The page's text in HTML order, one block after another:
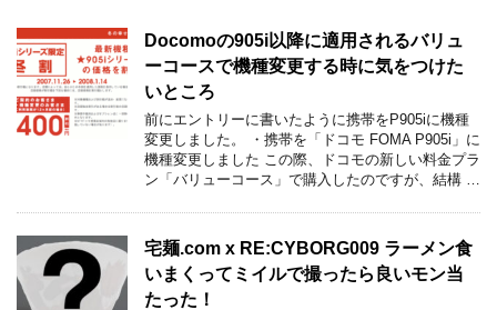
Docomoの905i以降に適用されるバリュ
ーコースで機種変更する時に気をつけた
いところ
前にエントリーに書いたように携帯をP905iに機種
変更しました。 ・携帯を「ドコモ FOMA P905i」に
機種変更しました この際、ドコモの新しい料金プラ
ン「バリューコース」で購入したのですが、結構 …
宅麺.com x RE:CYBORG009 ラーメン食
いまくってミイルで撮ったら良いモン当
たった！